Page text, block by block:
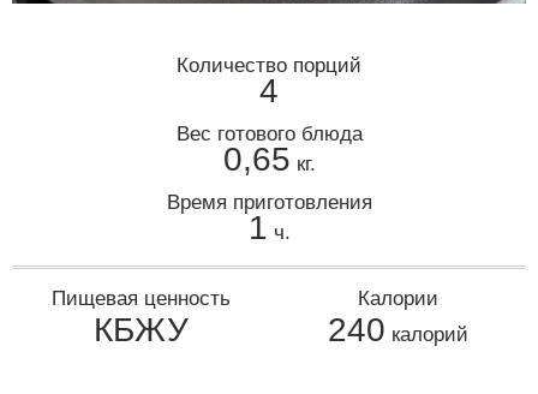
Количество порций
4
Вес готового блюда
0,65 кг.
Время приготовления
1 ч.
Пищевая ценность
КБЖУ
Калории
240 калорий